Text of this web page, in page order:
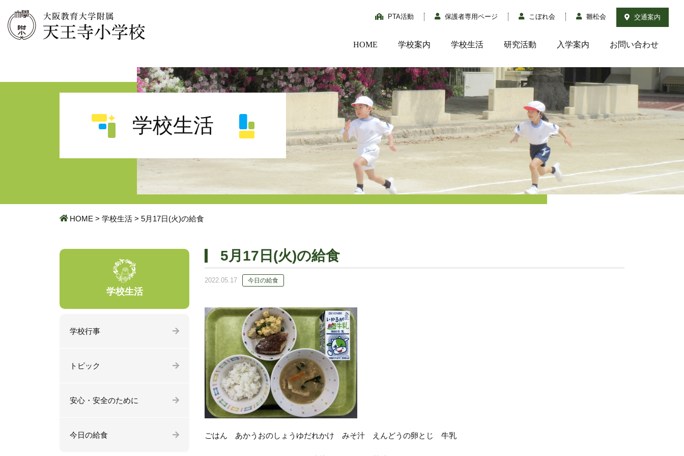
PTA活動 保護者専用ページ こぼれ会 雛松会 交通案内
HOME 学校案内 学校生活 研究活動 入学案内 お問い合わせ
学校生活
HOME > 学校生活 > 5月17日(火)の給食
5月17日(火)の給食
2022.05.17 今日の給食
ごはん あかうおのしょうゆだれかけ みそ汁 えんどうの卵とじ 牛乳
学校生活
学校行事
トピック
安心・安全のために
今日の給食